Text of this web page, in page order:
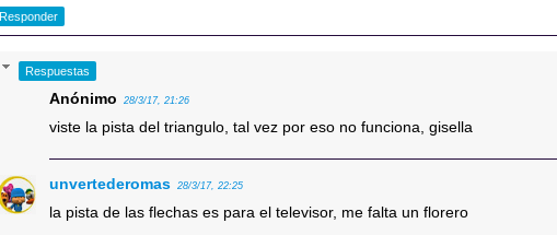
Responder
Respuestas
Anónimo 28/3/17, 21:26
viste la pista del triangulo, tal vez por eso no funciona, gisella
unvertederomas 28/3/17, 22:25
la pista de las flechas es para el televisor, me falta un florero